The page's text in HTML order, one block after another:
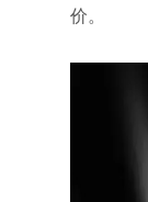
价。